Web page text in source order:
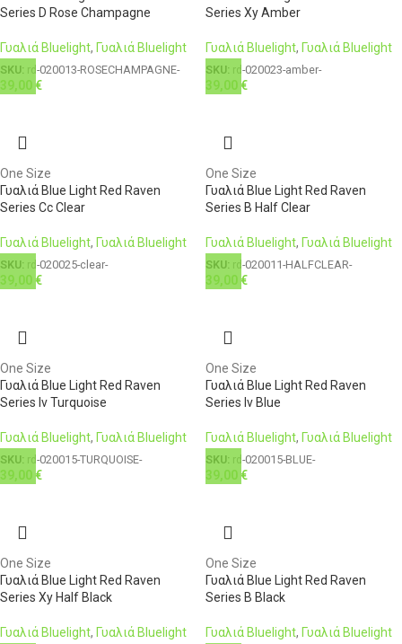
Series D Rose Champagne
Γυαλιά Bluelight, Γυαλιά Bluelight
SKU: rd-020013-ROSECHAMPAGNE-
39,00 €
Series Xy Amber
Γυαλιά Bluelight, Γυαλιά Bluelight
SKU: rd-020023-amber-
39,00 €
One Size
Γυαλιά Blue Light Red Raven
Series Cc Clear
Γυαλιά Bluelight, Γυαλιά Bluelight
SKU: rd-020025-clear-
39,00 €
One Size
Γυαλιά Blue Light Red Raven
Series B Half Clear
Γυαλιά Bluelight, Γυαλιά Bluelight
SKU: rd-020011-HALFCLEAR-
39,00 €
One Size
Γυαλιά Blue Light Red Raven
Series Iv Turquoise
Γυαλιά Bluelight, Γυαλιά Bluelight
SKU: rd-020015-TURQUOISE-
39,00 €
One Size
Γυαλιά Blue Light Red Raven
Series Iv Blue
Γυαλιά Bluelight, Γυαλιά Bluelight
SKU: rd-020015-BLUE-
39,00 €
One Size
Γυαλιά Blue Light Red Raven
Series Xy Half Black
Γυαλιά Bluelight, Γυαλιά Bluelight
One Size
Γυαλιά Blue Light Red Raven
Series B Black
Γυαλιά Bluelight, Γυαλιά Bluelight